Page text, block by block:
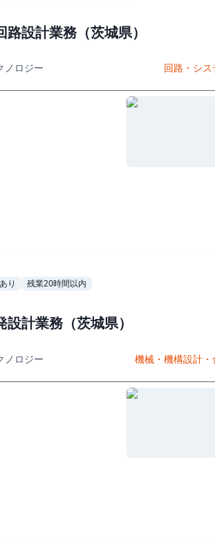
設計業務（茨城県）
ノロジー 回路・シ
り 残業20時間以内
計業務（茨城県）
ノロジー 機械・機構設計